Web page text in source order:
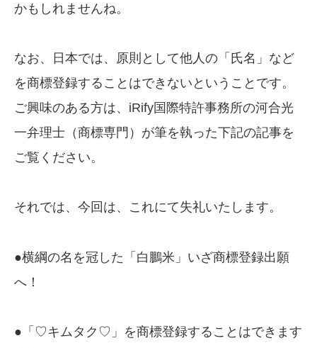
かもしれませんね。
なお、日本では、原則として他人の「氏名」など
を商標登録することはできないということです。
ご興味のある方は、iRify国際特許事務所の河合光
一弁理士（商標専門）が筆を執った下記の記事を
ご覧ください。
それでは、今回は、これにて失礼いたします。
●横綱の名を冠した「白鵬米」いざ商標登録出願
へ！
● 「♡キムタク♡」を商標登録することはできます